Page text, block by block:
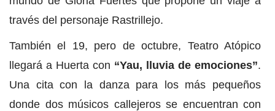
través del personaje Rastrillejo.
También el 19, pero de octubre, Teatro Atópico
llegará a Huerta con “Yau, lluvia de emociones”.
Una cita con la danza para los más pequeños
donde dos músicos callejeros se encuentran con